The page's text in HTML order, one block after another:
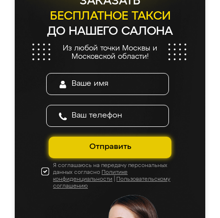
БЕСПЛАТНОЕ ТАКСИ
ДО НАШЕГО САЛОНА
Из любой точки Москвы и
Московской области!
Отправить
Я соглашаюсь на передачу персональных
данных согласно Политике
конфиденциальности
Пользовательскому
соглашению